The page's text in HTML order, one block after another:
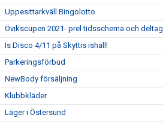
Uppesittarkväll Bingolotto
Övikscupen 2021- prel tidsschema och
Is Disco 4/11 på Skyttis ishall!
Parkeringsförbud
NewBody försäljning
Klubbkläder
Läger i Östersund